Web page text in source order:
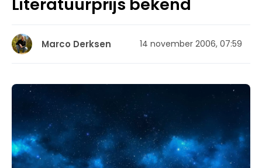
Literatuurprijs bekend
Marco Derksen 14 november 2006, 07:59